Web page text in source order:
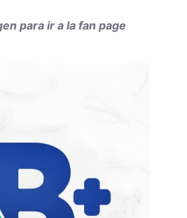
para ir a la fan page